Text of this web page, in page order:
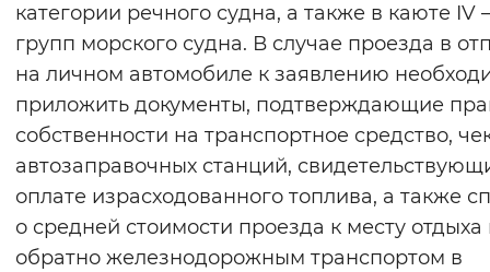
категории речного судна, а также в каюте IV
групп морского судна. В случае проезда в
на личном автомобиле к заявлению
приложить документы, подтверждающие
собственности на транспортное средство,
автозаправочных станций,
оплате израсходованного топлива, а также
о средней стоимости проезда к месту отдыха
обратно железнодорожным транспортом в